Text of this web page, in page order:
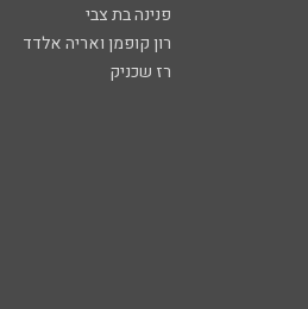
פנינה בת צבי
רון קופמן ואריה אלדד
רז שכניק